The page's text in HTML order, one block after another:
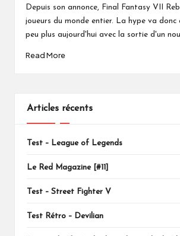
by
Depuis son annonce, Final Fantasy VII
joueurs du monde entier. La hype va donc
peu plus aujourd'hui avec la sortie d'un
Read More
Articles récents
Test – League of Legends
Le Red Magazine [#11]
Test – Street Fighter V
Test Rétro – Devilian